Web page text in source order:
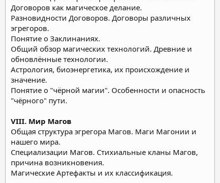
Договоров как магическое делание.
Разновидности Договоров. Договоры различных
эгрегоров.
Понятие о Заклинаниях.
Общий обзор магических технологий. Древние и
обновлённые технологии.
Астрология, биоэнергетика, их происхождение и
значение.
Понятие о "чёрной магии". Особенности и опасность
"чёрного" пути.
VIII. Мир Магов
Общая структура эгрегора Магов. Маги Магонии и
нашего мира.
Специализации Магов. Стихиальные кланы Магов,
причина возникновения.
Магические Артефакты и их классификация.